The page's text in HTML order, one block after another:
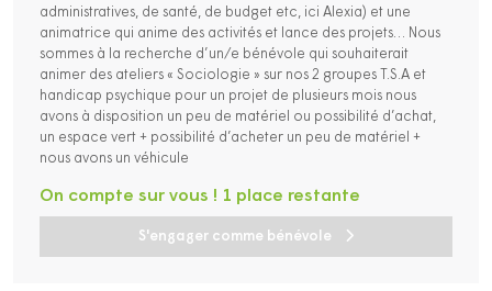
administratives, de santé, de budget etc, ici Alexia) et une
animatrice qui anime des activités et lance des projets… Nous
sommes à la recherche d’un/e bénévole qui souhaiterait
animer des ateliers « Sociologie » sur nos 2 groupes T.S.A et
handicap psychique pour un projet de plusieurs mois nous
avons à disposition un peu de matériel ou possibilité d’achat,
un espace vert + possibilité d’acheter un peu de matériel +
nous avons un véhicule
S'engager comme bénévole
On compte sur vous ! 1 place restante